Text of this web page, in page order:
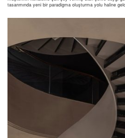
tasarımında yeni bir paradigma oluşturma yolu haline